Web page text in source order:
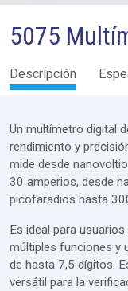
5075
Descripción
Un multímetro digital
rendimiento y
mide desde
30 amperios, desde
picofaradios hasta
Es ideal para
múltiples funciones y
de hasta 7,5 dígitos.
versátil para la